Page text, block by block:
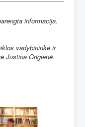
informacija.
vadybininkė ir
Justina Grigienė.